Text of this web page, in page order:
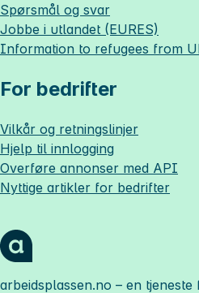
Spørsmål og svar
Jobbe i utlandet (EURES)
Information to refugees from
For bedrifter
Vilkår og retningslinjer
Hjelp til innlogging
Overføre annonser med API
Nyttige artikler for bedrifter
arbeidsplassen.no – en tjeneste